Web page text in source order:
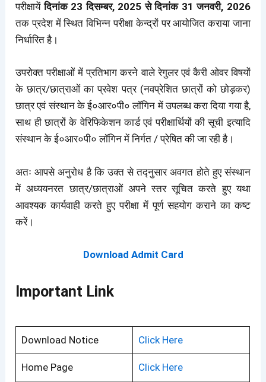
परीक्षायेंदिनांक 23 दिसम्बर, 2025 से दिनांक 31 जनवरी, 2026
तक प्रदेश में स्थित विभिन्न परीक्षा केन्द्रों पर आयोजित कराया जाना
निर्धारित है।
उपरोक्त परीक्षाओं में प्रतिभाग करने वाले रेगुलर एवं कैरी ओवर विषयों
के छात्र/छात्राओं का प्रवेश पत्र (नवप्रेशित छात्रों को छोड़कर)
छात्र एवं संस्थान के ई०आर०पी० लॉगिन में उपलब्ध करा दिया गया है,
साथ ही छात्रों के वेरिफिकेशन कार्ड एवं परीक्षार्थियों की सूची इत्यादि
संस्थान के ई०आर०पी० लॉगिन में निर्गत / प्रेषित की जा रही है।
अतः आपसे अनुरोध है कि उक्त से तद्नुसार अवगत होते हुए संस्थान
में अध्ययनरत छात्र/छात्राओं अपने स्तर सूचित करते हुए यथा
आवश्यक कार्यवाही करते हुए परीक्षा में पूर्ण सहयोग कराने का कष्ट
करें।
Download Admit Card
Important Link
Download Notice Click Here
Home Page Click Here